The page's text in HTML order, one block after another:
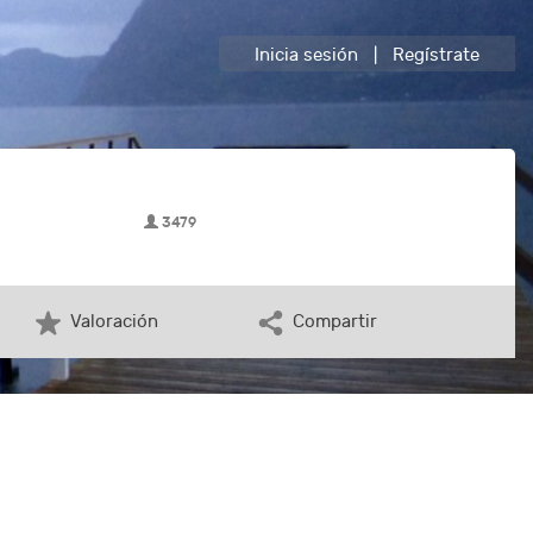
Inicia sesión Regístrate
3479
Valoración Compartir